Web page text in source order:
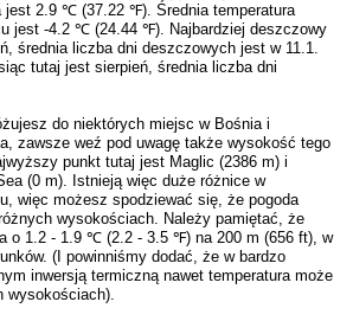
jest 2.9 ℃ (37.22 ℉). Średnia temperatura
jest -4.2 ℃ (24.44 ℉). Najbardziej deszczowy
średnia liczba dni deszczowych jest w 11.1.
tutaj jest sierpień, średnia liczba dni
do niektórych miejsc w Bośnia i
zawsze weź pod uwagę także wysokość tego
punkt tutaj jest Maglic (2386 m) i
(0 m). Istnieją więc duże różnice w
więc możesz spodziewać się, że pogoda
wysokościach. Należy pamiętać, że
o 1.2 - 1.9 ℃ (2.2 - 3.5 ℉) na 200 m (656 ft), w
(I powinniśmy dodać, że w bardzo
inwersją termiczną nawet temperatura może